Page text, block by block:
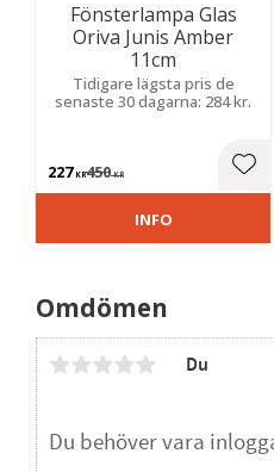
Omdömen
Du
Fönsterlampa Glas
Oriva Junis Amber
11cm
Tidigare lägsta pris de
senaste 30 dagarna: 284 kr.
227KR450KR
INFO